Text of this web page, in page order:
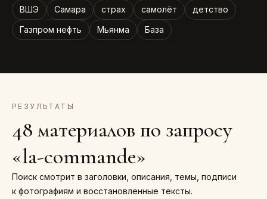
ВШЭ Самара страх самолёт
детство
Газпром нефть
Мьянма База
РЕЗУЛЬТАТЫ
48 материалов по запросу
«la-commande»
Поиск смотрит в заголовки, описания, темы, подписи
к фотографиям и восстановленные тексты.